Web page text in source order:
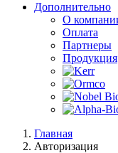
Дополнительно
О
Оплата
Партнеры
Продукция
Главная
Авторизация